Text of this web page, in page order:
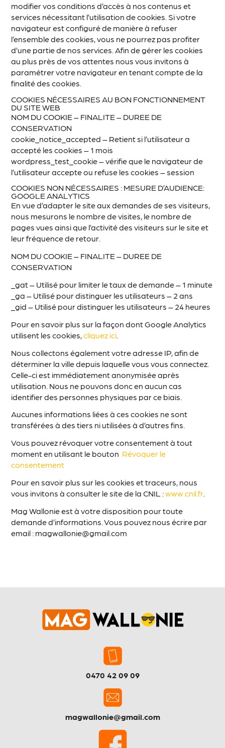
modifier vos conditions d’accès à nos contenus et
services nécessitant l’utilisation de cookies. Si votre
navigateur est configuré de manière à refuser
l’ensemble des cookies, vous ne pourrez pas profiter
d’une partie de nos services. Afin de gérer les cookies
au plus près de vos attentes nous vous invitons à
paramétrer votre navigateur en tenant compte de la
finalité des cookies.
COOKIES NÉCESSAIRES AU BON FONCTIONNEMENT
DU SITE WEB
NOM DU COOKIE – FINALITE – DUREE DE
CONSERVATION
cookie_notice_accepted – Retient si l’utilisateur a
accepté les cookies – 1 mois
wordpress_test_cookie – vérifie que le navigateur de
l’utilisateur accepte ou refuse les cookies – session
COOKIES NON NÉCESSAIRES : MESURE D’AUDIENCE:
GOOGLE ANALYTICS
En vue d’adapter le site aux demandes de ses visiteurs,
nous mesurons le nombre de visites, le nombre de
pages vues ainsi que l’activité des visiteurs sur le site et
leur fréquence de retour.
NOM DU COOKIE – FINALITE – DUREE DE
CONSERVATION
_gat – Utilisé pour limiter le taux de demande – 1 minute
_ga – Utilisé pour distinguer les utilisateurs – 2 ans
_gid – Utilisé pour distinguer les utilisateurs – 24 heures
Pour en savoir plus sur la façon dont Google Analytics
utilisent les cookies,cliquez ici
Nous collectons également votre adresse IP, afin de
déterminer la ville depuis laquelle vous vous connectez.
Celle-ci est immédiatement anonymisée après
utilisation. Nous ne pouvons donc en aucun cas
identifier des personnes physiques par ce biais.
Aucunes informations liées à ces cookies ne sont
transférées à des tiers ni utilisées à d’autres fins.
Vous pouvez révoquer votre consentement à tout
moment en utilisant le bouton Révoquer le
consentement
Pour en savoir plus sur les cookies et traceurs, nous
vous invitons à consulter le site de la CNIL :www.cnil.fr.
Mag Wallonie est à votre disposition pour toute
demande d’informations. Vous pouvez nous écrire par
email : magwallonie@gmail.com
0470 42 09 09
magwallonie@gmail.com